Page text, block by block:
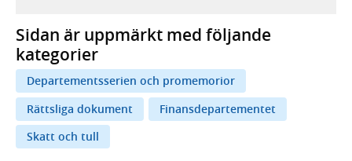
Sidan är uppmärkt med följande
kategorier
Departementsserien och promemorior
Rättsliga dokument
Finansdepartementet
Skatt och tull